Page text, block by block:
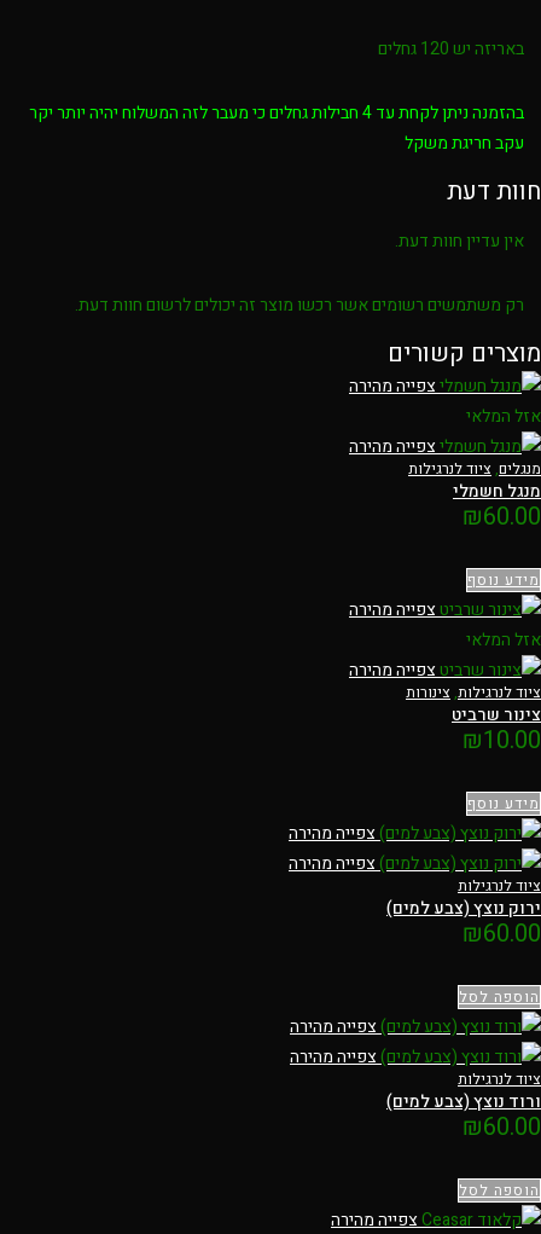
באריזה יש 120 גחלים
בהזמנה ניתן לקחת עד 4 חבילות גחלים כי מעבר לזה המשלוח יהיה יותר יקר
עקב חריגת משקל
חוות דעת
אין עדיין חוות דעת.
רק משתמשים רשומים אשר רכשו מוצר זה יכולים לרשום חוות דעת.
מוצרים קשורים
צפייה מהירה
אזל המלאי
צפייה מהירה
מנגלים, ציוד לנרגילות
מנגל חשמלי
₪60.00
מידע נוסף
צפייה מהירה
אזל המלאי
צפייה מהירה
ציוד לנרגילות, צינורות
צינור שרביט
₪10.00
מידע נוסף
צפייה מהירה
צפייה מהירה
ציוד לנרגילות
ירוק נוצץ (צבע למים)
₪60.00
הוספה לסל
צפייה מהירה
צפייה מהירה
ציוד לנרגילות
ורוד נוצץ (צבע למים)
₪60.00
הוספה לסל
צפייה מהירה